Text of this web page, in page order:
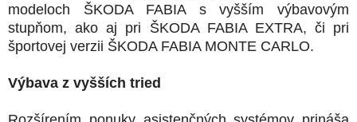
modeloch ŠKODA FABIA s vyšším výbavovým
stupňom, ako aj pri ŠKODA FABIA EXTRA, či pri
športovej verzii ŠKODA FABIA MONTE CARLO.
Výbava z vyšších tried